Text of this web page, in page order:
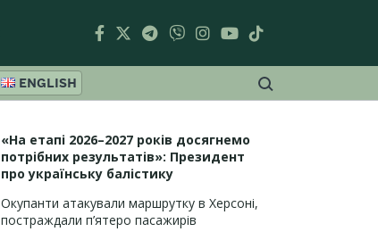
ENGLISH
«На етапі 2026–2027 років досягнемо
потрібних результатів»: Президент
про українську балістику
Окупанти атакували маршрутку в Херсоні,
постраждали п’ятеро пасажирів